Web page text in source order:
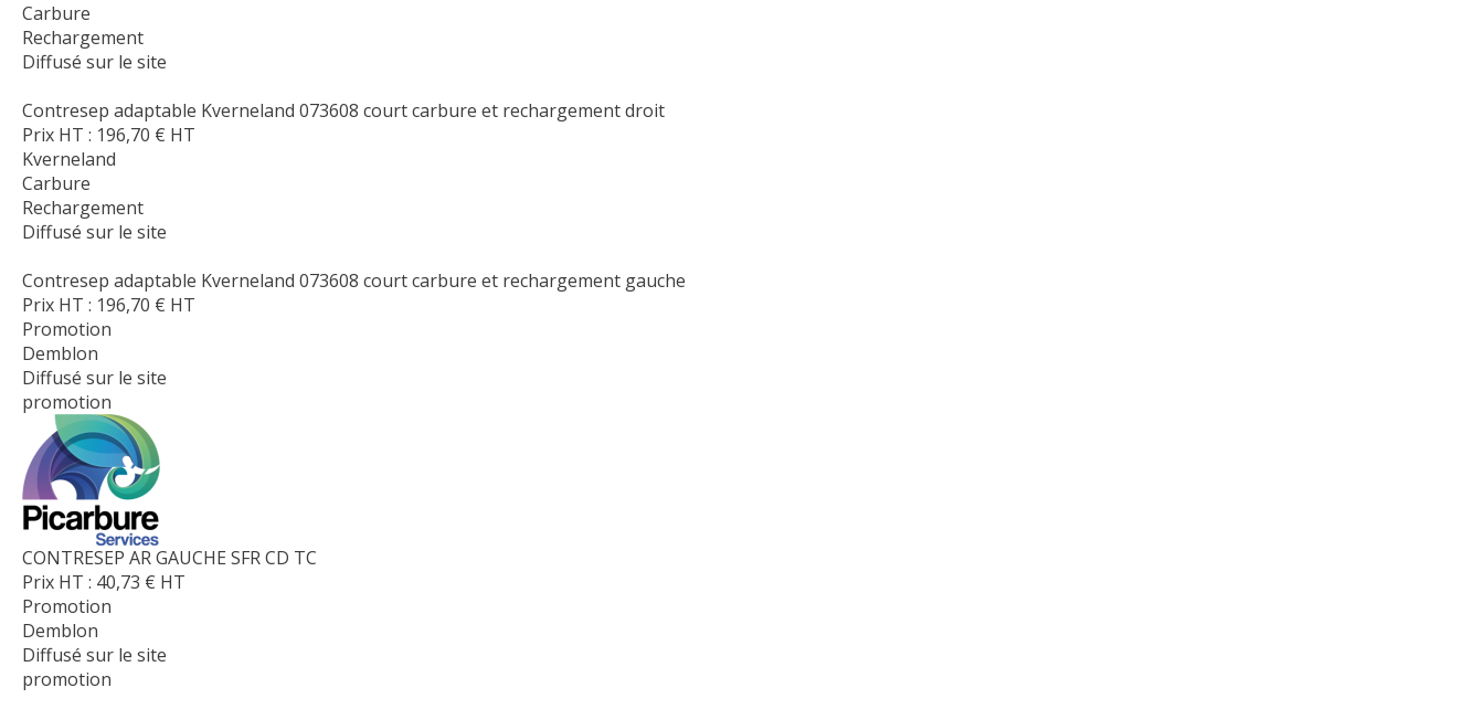
Carbure
Rechargement
Diffusé sur le site
Contresep adaptable Kverneland 073608 court carbure et rechargement droit
Prix HT : 196,70 € HT
Kverneland
Carbure
Rechargement
Diffusé sur le site
Contresep adaptable Kverneland 073608 court carbure et rechargement gauche
Prix HT : 196,70 € HT
Promotion
Demblon
Diffusé sur le site
promotion
CONTRESEP AR GAUCHE SFR CD TC
Prix HT : 40,73 € HT
Promotion
Demblon
Diffusé sur le site
promotion